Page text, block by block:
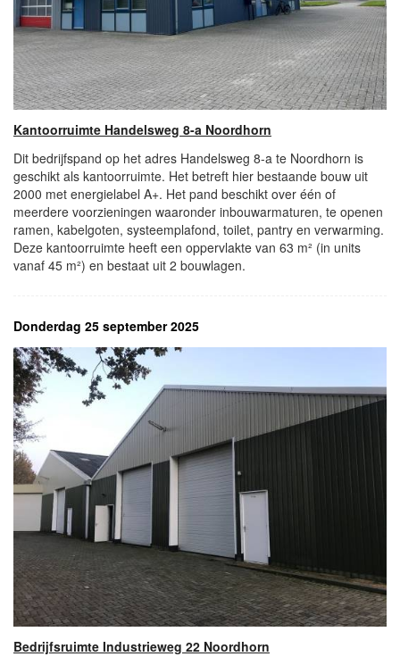
Kantoorruimte Handelsweg 8-a Noordhorn
Dit bedrijfspand op het adres Handelsweg 8-a te Noordhorn is
geschikt als kantoorruimte. Het betreft hier bestaande bouw uit
2000 met energielabel A+. Het pand beschikt over één of
meerdere voorzieningen waaronder inbouwarmaturen, te openen
ramen, kabelgoten, systeemplafond, toilet, pantry en verwarming.
Deze kantoorruimte heeft een oppervlakte van 63 m² (in units
vanaf 45 m²) en bestaat uit 2 bouwlagen.
Donderdag 25 september 2025
Bedrijfsruimte Industrieweg 22 Noordhorn